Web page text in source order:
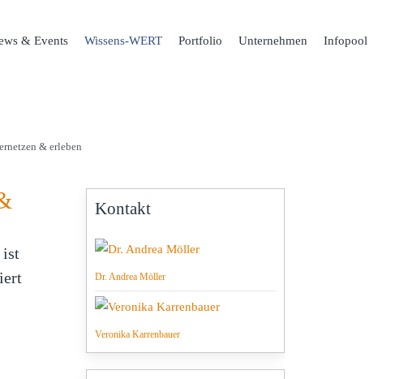
& Events Wissens-WERT Portfolio Unternehmen Infopool
& erleben
Kontakt
Dr. Andrea Möller
Veronika Karrenbauer
ist